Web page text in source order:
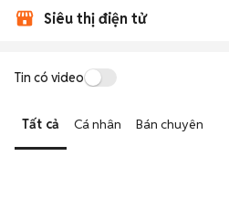
Siêu thị điện tử
Tin có video
Tất cả Cá nhân Bán chuyên